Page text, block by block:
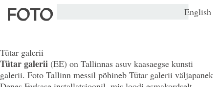
English
Tütar galerii
Tütar galerii (EE) on Tallinnas asuv kaasaegse kunsti
galerii. Foto Tallinn messil põhineb Tütar galerii väljapanek